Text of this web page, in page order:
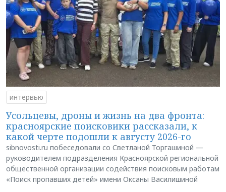
интервью
Усольцевы, дроны и жизнь на два фронта:
красноярские поисковики рассказали, к
какой черте подошли к августу 2026-го
sibnovosti.ru побеседовали со Светланой Торгашиной —
руководителем подразделения Красноярской региональной
общественной организации содействия поисковым работам
«Поиск пропавших детей» имени Оксаны Василишиной